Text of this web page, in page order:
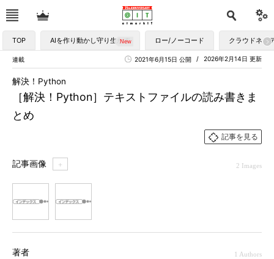
TOP AIを作り動かし守り生かす ロー/ノーコード クラウドネイ
連載 2026年2月14日 更新
2021年6月15日 公開
［解決！Python］テキストファイルの読み書きま
とめ
解決！Python
記事を見る
記事画像 ＋ 2 Images
著者 1 Authors